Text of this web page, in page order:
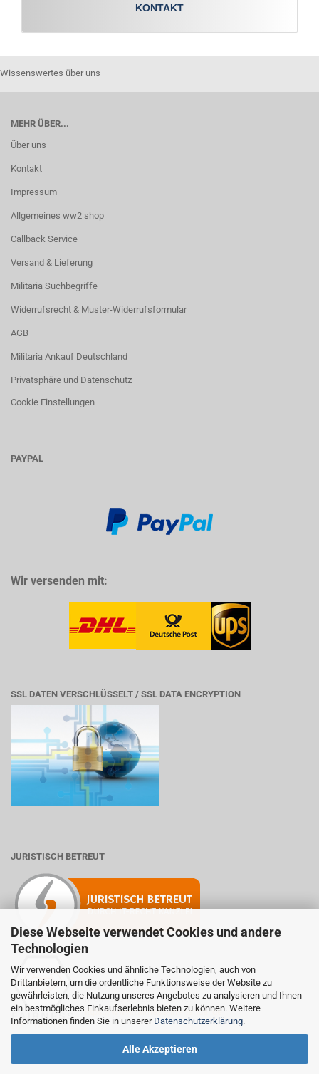
Diese Webseite verwendet Cookies und andere
Technologien
Wir verwenden Cookies und ähnliche Technologien, auch von
Drittanbietern, um die ordentliche Funktionsweise der Website zu
gewährleisten, die Nutzung unseres Angebotes zu analysieren und Ihnen
ein bestmögliches Einkaufserlebnis bieten zu können. Weitere
Informationen finden Sie in unserer Datenschutzerklärung.
Alle Akzeptieren
KONTAKT
Wissenswertes über uns
MEHR ÜBER...
Über uns
Kontakt
Impressum
Allgemeines ww2 shop
Callback Service
Versand & Lieferung
Militaria Suchbegriffe
Widerrufsrecht & Muster-Widerrufsformular
AGB
Militaria Ankauf Deutschland
Privatsphäre und Datenschutz
Cookie Einstellungen
PAYPAL
Wir versenden mit:
SSL DATEN VERSCHLÜSSELT / SSL DATA ENCRYPTION
JURISTISCH BETREUT
Mitglied der Initiative "Fairness im Handel".
Informationen zur Initiative:
https://www.fairness-im-handel.de